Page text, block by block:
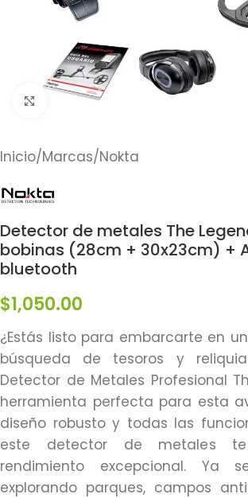
Click to enlarge
Inicio/Marcas/Nokta
Detector de metales The
bobinas (28cm + 30x23cm) +
bluetooth
$1,050.00
¿Estás listo para embarcarte en
búsqueda de tesoros y
Detector de Metales Profesional
herramienta perfecta para esta
diseño robusto y todas las
este detector de metales
rendimiento excepcional. Ya
explorando parques, campos